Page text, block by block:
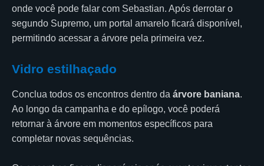
onde você pode falar com Sebastian. Após derrotar o
segundo Supremo, um portal amarelo ficará disponível,
permitindo acessar a árvore pela primeira vez.
Vidro estilhaçado
Conclua todos os encontros dentro da árvore baniana.
Ao longo da campanha e do epílogo, você poderá
retornar à árvore em momentos específicos para
completar novas sequências.